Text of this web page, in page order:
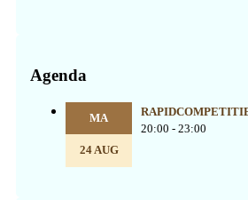
Agenda
MA
24 AUG
20:00 - 23:00